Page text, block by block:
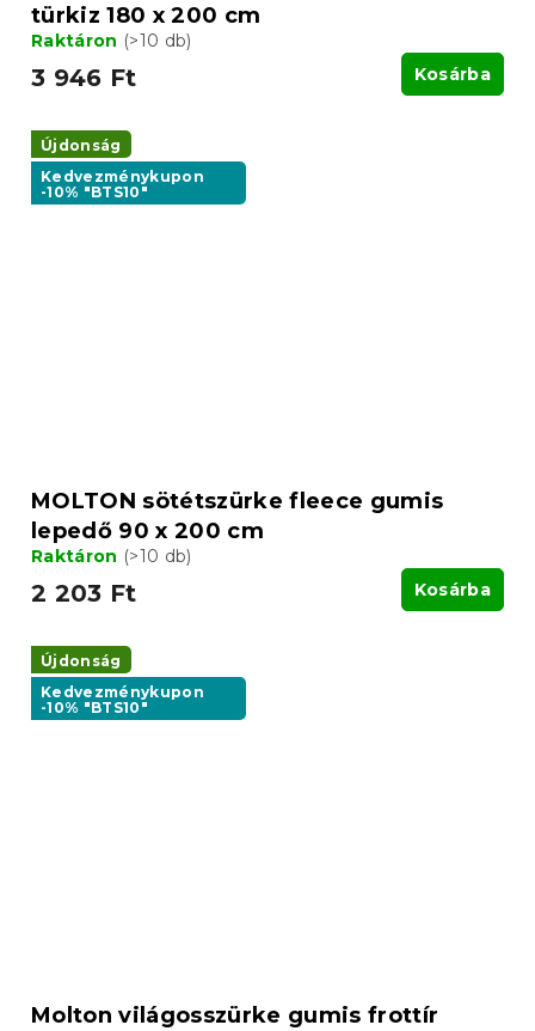
türkiz 180 x 200 cm
Raktáron (>10 db)
3 946 Ft Kosárba
Újdonság
Kedvezménykupon
-10% "BTS10"
MOLTON sötétszürke fleece gumis
lepedő 90 x 200 cm
Raktáron (>10 db)
2 203 Ft Kosárba
Újdonság
Kedvezménykupon
-10% "BTS10"
Molton világosszürke gumis frottír